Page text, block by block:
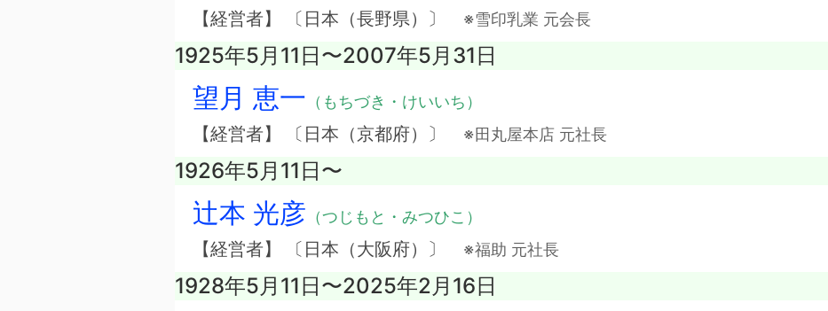
【経営者】 〔日本（長野県）〕 ※雪印乳業 元会長
1925年5月11日〜2007年5月31日
望月 恵一 （もちづき・けいいち）
【経営者】 〔日本（京都府）〕 ※田丸屋本店 元社長
1926年5月11日〜
辻本 光彦 （つじもと・みつひこ）
【経営者】 〔日本（大阪府）〕 ※福助 元社長
1928年5月11日〜2025年2月16日